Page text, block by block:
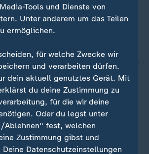
Videos
Tools und Dienste von
Unter anderem um das Teilen
ermöglichen.
für welche Zwecke wir
und verarbeiten dürfen.
dein aktuell genutztes Gerät. Mit
du deine Zustimmung zu
für die wir deine
Oder du legst unter
Ablehnen" fest, welchen
Zustimmung gibst und
Datenschutzeinstellungen